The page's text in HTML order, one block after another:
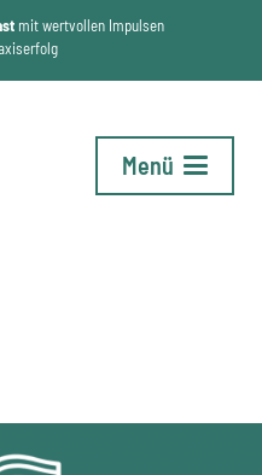
mit wertvollen Impulsen
Menü